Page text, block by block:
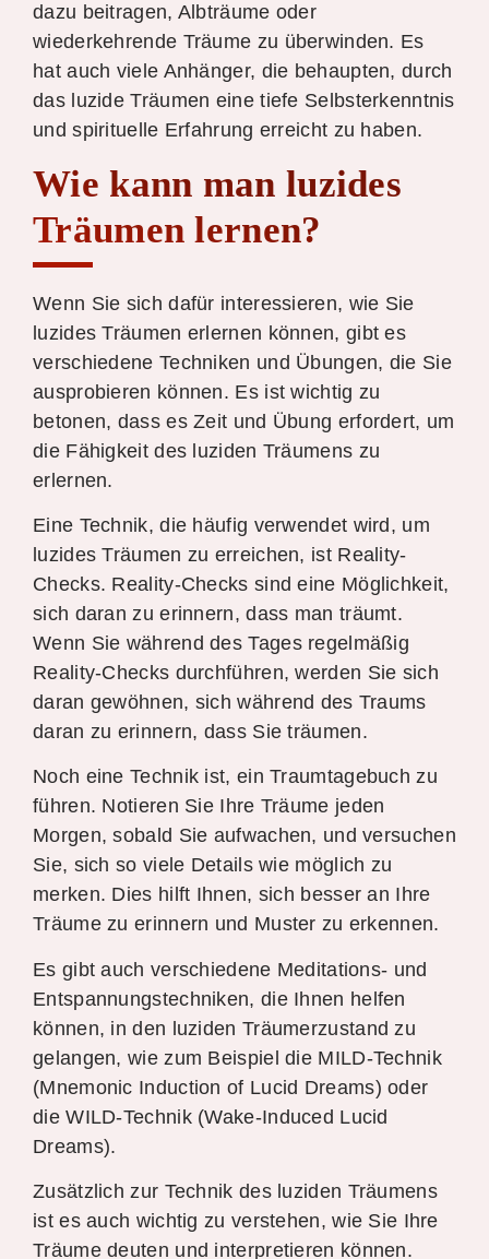
dazu beitragen, Albträume oder
wiederkehrende Träume zu überwinden. Es
hat auch viele Anhänger, die behaupten, durch
das luzide Träumen eine tiefe Selbsterkenntnis
und spirituelle Erfahrung erreicht zu haben.
Wie kann man luzides
Träumen lernen?
Wenn Sie sich dafür interessieren, wie Sie
luzides Träumen erlernen können, gibt es
verschiedene Techniken und Übungen, die Sie
ausprobieren können. Es ist wichtig zu
betonen, dass es Zeit und Übung erfordert, um
die Fähigkeit des luziden Träumens zu
erlernen.
Eine Technik, die häufig verwendet wird, um
luzides Träumen zu erreichen, ist Reality-
Checks. Reality-Checks sind eine Möglichkeit,
sich daran zu erinnern, dass man träumt.
Wenn Sie während des Tages regelmäßig
Reality-Checks durchführen, werden Sie sich
daran gewöhnen, sich während des Traums
daran zu erinnern, dass Sie träumen.
Noch eine Technik ist, ein Traumtagebuch zu
führen. Notieren Sie Ihre Träume jeden
Morgen, sobald Sie aufwachen, und versuchen
Sie, sich so viele Details wie möglich zu
merken. Dies hilft Ihnen, sich besser an Ihre
Träume zu erinnern und Muster zu erkennen.
Es gibt auch verschiedene Meditations- und
Entspannungstechniken, die Ihnen helfen
können, in den luziden Träumerzustand zu
gelangen, wie zum Beispiel die MILD-Technik
(Mnemonic Induction of Lucid Dreams) oder
die WILD-Technik (Wake-Induced Lucid
Dreams).
Zusätzlich zur Technik des luziden Träumens
ist es auch wichtig zu verstehen, wie Sie Ihre
Träume deuten und interpretieren können.